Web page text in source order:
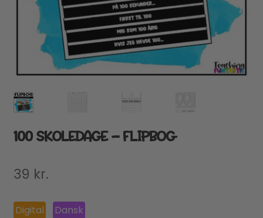
100 SKOLEDAGE – FLIPBOG
39 kr.
Digital Dansk